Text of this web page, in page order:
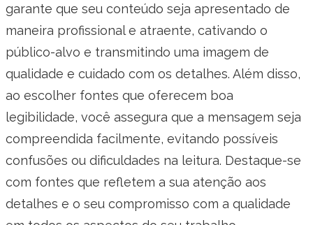
garante que seu conteúdo seja apresentado de
maneira profissional e atraente, cativando o
público-alvo e transmitindo uma imagem de
qualidade e cuidado com os detalhes. Além disso,
ao escolher fontes que oferecem boa
legibilidade, você assegura que a mensagem seja
compreendida facilmente, evitando possíveis
confusões ou dificuldades na leitura. Destaque-se
com fontes que refletem a sua atenção aos
detalhes e o seu compromisso com a qualidade